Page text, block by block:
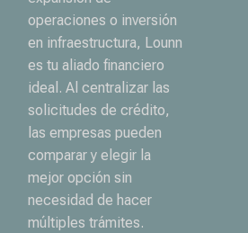
operaciones o inversión
en infraestructura, Lounn
es tu aliado financiero
ideal. Al centralizar las
solicitudes de crédito,
las empresas pueden
comparar y elegir la
mejor opción sin
necesidad de hacer
múltiples trámites.